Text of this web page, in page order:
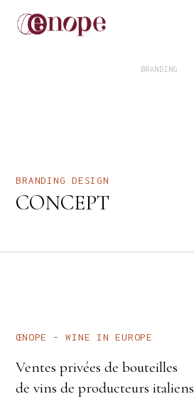
BRANDING
BRANDINGDESIGN
CONCEPT
ŒNOPE – WINE IN EUROPE
Ventes privées de bouteilles
de vins de producteurs italiens